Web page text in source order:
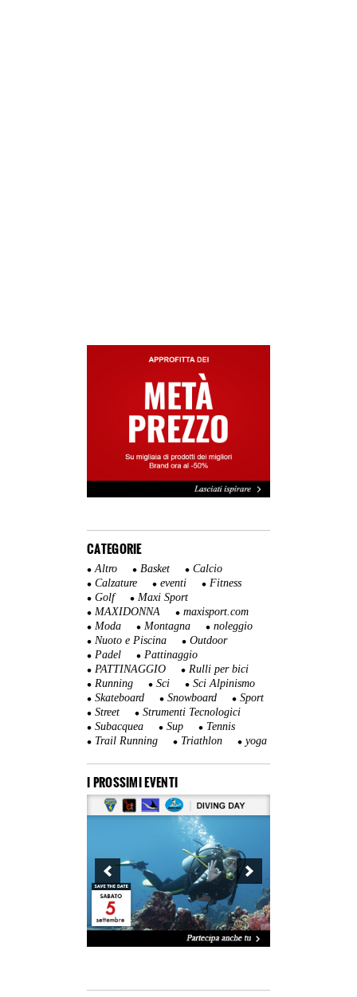
CATEGORIE
Altro Basket
Calcio
Calzature
eventi
Fitness
Golf
Maxi Sport
MAXIDONNA
maxisport.com
Moda
Montagna
noleggio
Nuoto e Piscina
Outdoor
Padel
Pattinaggio
PATTINAGGIO
Rulli per bici
Running
Sci
Sci Alpinismo
Skateboard
Snowboard
Sport
Street
Strumenti Tecnologici
Subacquea
Sup
Tennis
Trail Running
Triathlon yoga
I PROSSIMI EVENTI